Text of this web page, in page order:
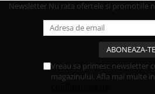
Newsletter Nu rata ofertele si promotiile
Vreau sa primesc newsletter
magazinului. Afla mai multe in